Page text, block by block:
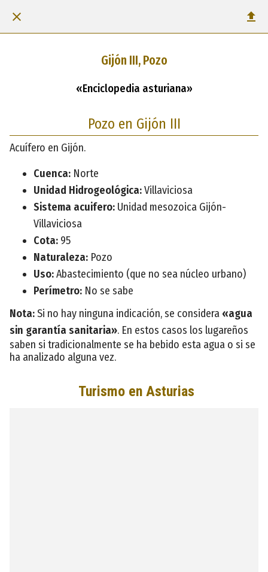
Gijón III, Pozo
«Enciclopedia asturiana»
Pozo en Gijón III
Acuífero en Gijón.
Cuenca: Norte
Unidad Hidrogeológica:Villaviciosa
Sistema acuifero: Unidad mesozoica Gijón-
Villaviciosa
Cota: 95
Naturaleza: Pozo
Uso:Abastecimiento (que no sea núcleo urbano)
Perímetro: No se sabe
Nota:Si no hay ninguna indicación, se considera «agua
sin garantía sanitaria». En estos casos los lugareños
saben si tradicionalmente se ha bebido esta agua o si se
ha analizado alguna vez.